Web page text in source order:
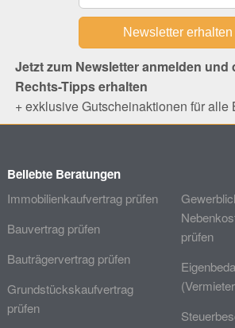
Jetzt zum Newsletter anmelden und
Rechts-Tipps erhalten
+ exklusive Gutscheinaktionen für alle
Beliebte Beratungen
Immobilienkaufvertrag prüfen
Bauvertrag prüfen
Bauträgervertrag prüfen
Grundstückskaufvertrag
prüfen
prüfen